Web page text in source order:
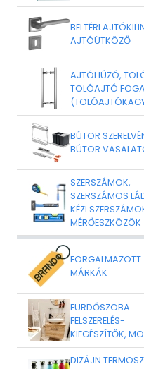
BELTÉRI
AJTÓÜTKÖZŐ
AJTÓHÚZÓ,
TOLÓAJTÓ
BÚTOR
BÚTOR
SZERSZÁMOK,
SZERSZÁMOS
KÉZI
MÉRŐESZKÖZÖK
FORGALMAZOTT
MÁRKÁK
FÜRDŐSZOBA
FELSZERELÉS-
KIEGÉSZÍTŐK,
DIZÁJN